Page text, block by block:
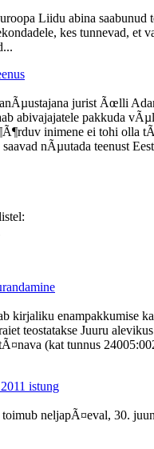
Liidu abina saabunud
kes tunnevad, et
jurist Ãœlli
abivajajatele pakkuda
inimene ei tohi olla
nÃµutada teenust
kirjaliku enampakkumise
teostatakse Juuru
(kat tunnus
istung
neljapÃ¤eval, 30.